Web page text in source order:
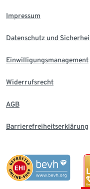
Impressum
Datenschutz und
Einwilligungsmanagement
Widerrufsrecht
AGB
Barrierefreiheitserklärung